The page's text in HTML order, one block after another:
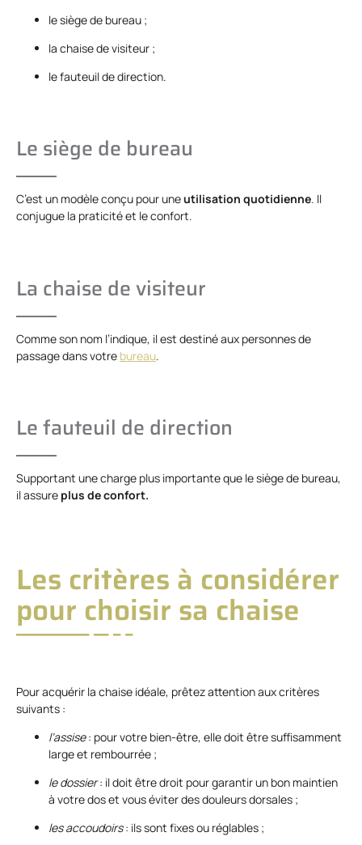
le siège de bureau ;
la chaise de visiteur ;
le fauteuil de direction.
Le siège de bureau
C’est un modèle conçu pour uneutilisation quotidienne. Il
conjugue la praticité et le confort.
La chaise de visiteur
Comme son nom l’indique, il est destiné aux personnes de
passage dans votre bureau.
Le fauteuil de direction
Supportant une charge plus importante que le siège de bureau,
il assure plus de confort.
Les critères à considérer
pour choisir sa chaise
Pour acquérir la chaise idéale, prêtez attention aux critères
suivants :
l’assise: pour votre bien-être, elle doit être suffisamment
large et rembourrée ;
le dossier: il doit être droit pour garantir un bon maintien
à votre dos et vous éviter des douleurs dorsales ;
les accoudoirs: ils sont fixes ou réglables ;